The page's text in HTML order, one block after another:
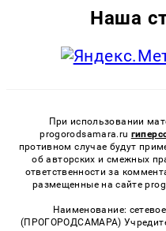
Наша
При использовании
progorodsamara.ru
противном случае будут
об авторских и смежных
ответственности за
размещенные на сайте
Наименование: сетевое
(ПРОГОРОДСАМАРА)